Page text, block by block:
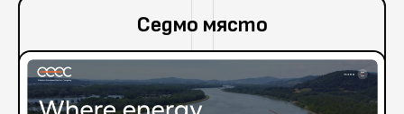
Седмо място